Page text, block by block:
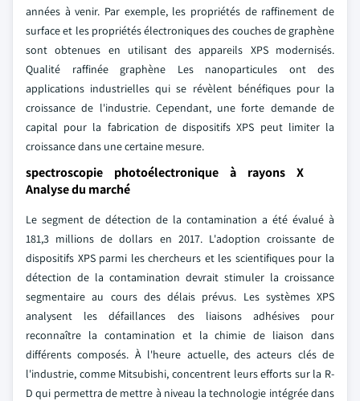
années à venir. Par exemple, les propriétés de raffinement de
surface et les propriétés électroniques des couches de graphène
sont obtenues en utilisant des appareils XPS modernisés.
Qualité raffinée graphène Les nanoparticules ont des
applications industrielles qui se révèlent bénéfiques pour la
croissance de l'industrie. Cependant, une forte demande de
capital pour la fabrication de dispositifs XPS peut limiter la
croissance dans une certaine mesure.
spectroscopie photoélectronique à rayons X
Analyse du marché
Le segment de détection de la contamination a été évalué à
181,3 millions de dollars en 2017. L'adoption croissante de
dispositifs XPS parmi les chercheurs et les scientifiques pour la
détection de la contamination devrait stimuler la croissance
segmentaire au cours des délais prévus. Les systèmes XPS
analysent les défaillances des liaisons adhésives pour
reconnaître la contamination et la chimie de liaison dans
différents composés. À l'heure actuelle, des acteurs clés de
l'industrie, comme Mitsubishi, concentrent leurs efforts sur la R-
D qui permettra de mettre à niveau la technologie intégrée dans